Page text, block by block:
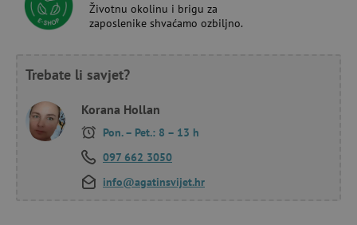
Životnu okolinu i brigu za
zaposlenike shvaćamo ozbiljno.
Trebate li savjet?
Korana Hollan
Pon. – Pet.: 8 – 13 h
097 662 3050
info@agatinsvijet.hr